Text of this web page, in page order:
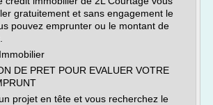
gratuitement et sans engagement le
pouvez emprunter ou le montant de
DE PRET POUR EVALUER VOTRE
projet en tête et vous recherchez le